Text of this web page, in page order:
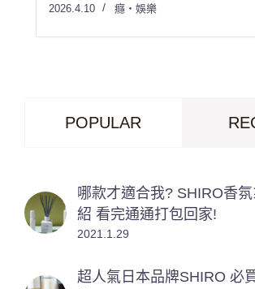
2026.4.10 癮・娛樂
POPULAR
哪款才適合我? SHIRO香
紹 看完通通打包回家!
2021.1.29
超人氣日本品牌SHIRO 必